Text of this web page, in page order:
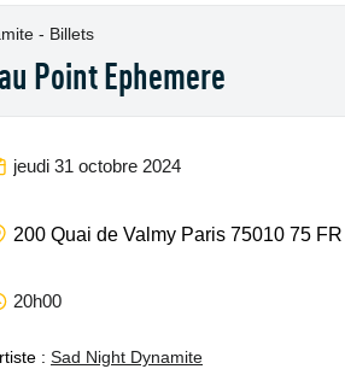
- Billets
Point Ephemere
jeudi 31 octobre 2024
200 Quai de Valmy Paris 75010 75 FR
20h00
: Sad Night Dynamite